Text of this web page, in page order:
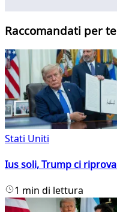
Raccomandati per te
Stati Uniti
Ius soli, Trump ci
1 min di lettura